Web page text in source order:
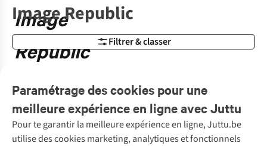
Image
Republic
Filtrer & classer
Image Republic
Paramétrage des cookies pour une
meilleure expérience en ligne avec Juttu
Pour te garantir la meilleure expérience en ligne, Juttu.be
utilise des cookies marketing, analytiques et fonctionnels
Service client